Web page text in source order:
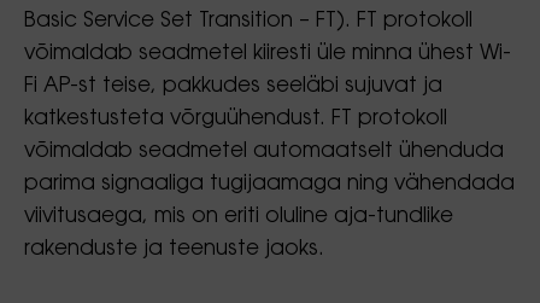
Basic Service Set Transition – FT). FT protokoll
võimaldab seadmetel kiiresti üle minna ühest Wi-
Fi AP-st teise, pakkudes seeläbi sujuvat ja
katkestusteta võrguühendust. FT protokoll
võimaldab seadmetel automaatselt ühenduda
parima signaaliga tugijaamaga ning vähendada
viivitusaega, mis on eriti oluline aja-tundlike
rakenduste ja teenuste jaoks.